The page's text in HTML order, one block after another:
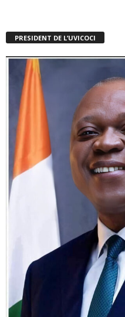
PRESIDENT DE L’UVICOCI